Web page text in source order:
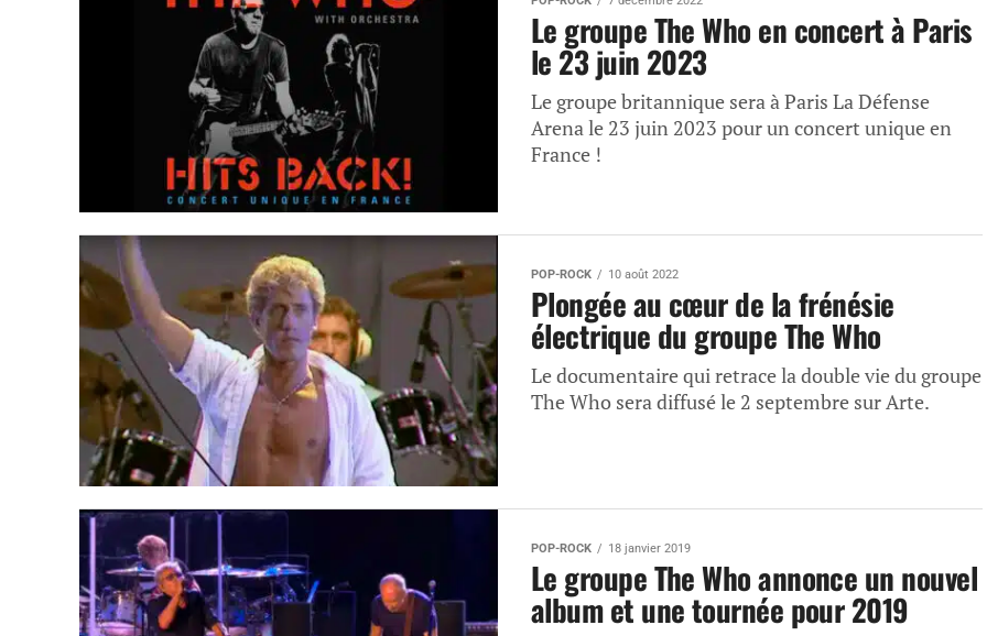
Le groupe The Who en concert à Paris
le 23 juin 2023
Le groupe britannique sera à Paris La Défense
Arena le 23 juin 2023 pour un concert unique en
France !
POP-ROCK 10 août 2022
Plongée au cœur de la frénésie
électrique du groupe The Who
Le documentaire qui retrace la double vie du groupe
The Who sera diffusé le 2 septembre sur Arte.
POP-ROCK 18 janvier 2019
Le groupe The Who annonce un nouvel
album et une tournée pour 2019